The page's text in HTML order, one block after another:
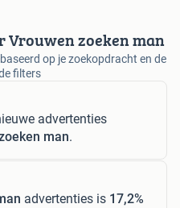
Vrouwen zoeken man
op je zoekopdracht en de
filters
advertenties
man.
advertenties is 17,2%